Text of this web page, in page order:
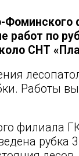
Фоминского
работ по
СНТ
Работы
филиала
рубка